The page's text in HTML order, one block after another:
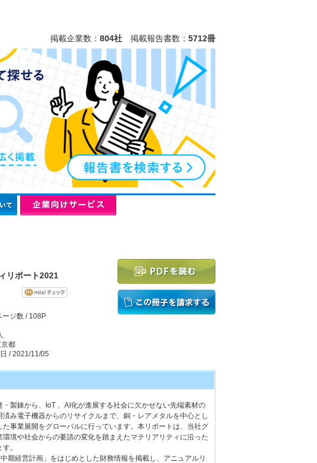
掲載企業数： 804社 掲載報告書数： 5712冊
リポート2021
ージ数 / 108P
都
/ 2021/11/05
製錬から、IoT 、AI化が進展する社会に欠かせない先端素材の
み電子機器からのリサイクルまで、銅・レアメタルを中心とし
事業展開をグローバルに行っています。本リポートは、当社グ
環境や社会からの要請の変化を踏まえたマテリアリティに沿った
。
期経営計画」をはじめとした財務情報を掲載し、アニュアルリ